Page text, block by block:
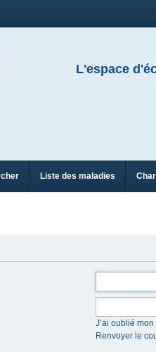
L'espace
Liste des maladies
J’ai oublié
Renvoyer le